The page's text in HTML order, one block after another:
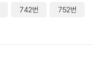
742번
752번